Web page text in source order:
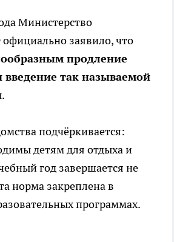
Министерство
заявило, что
продление
введение так называемой
.
подчёркивается:
детям для отдыха и
год завершается не
норма закреплена в
программах.